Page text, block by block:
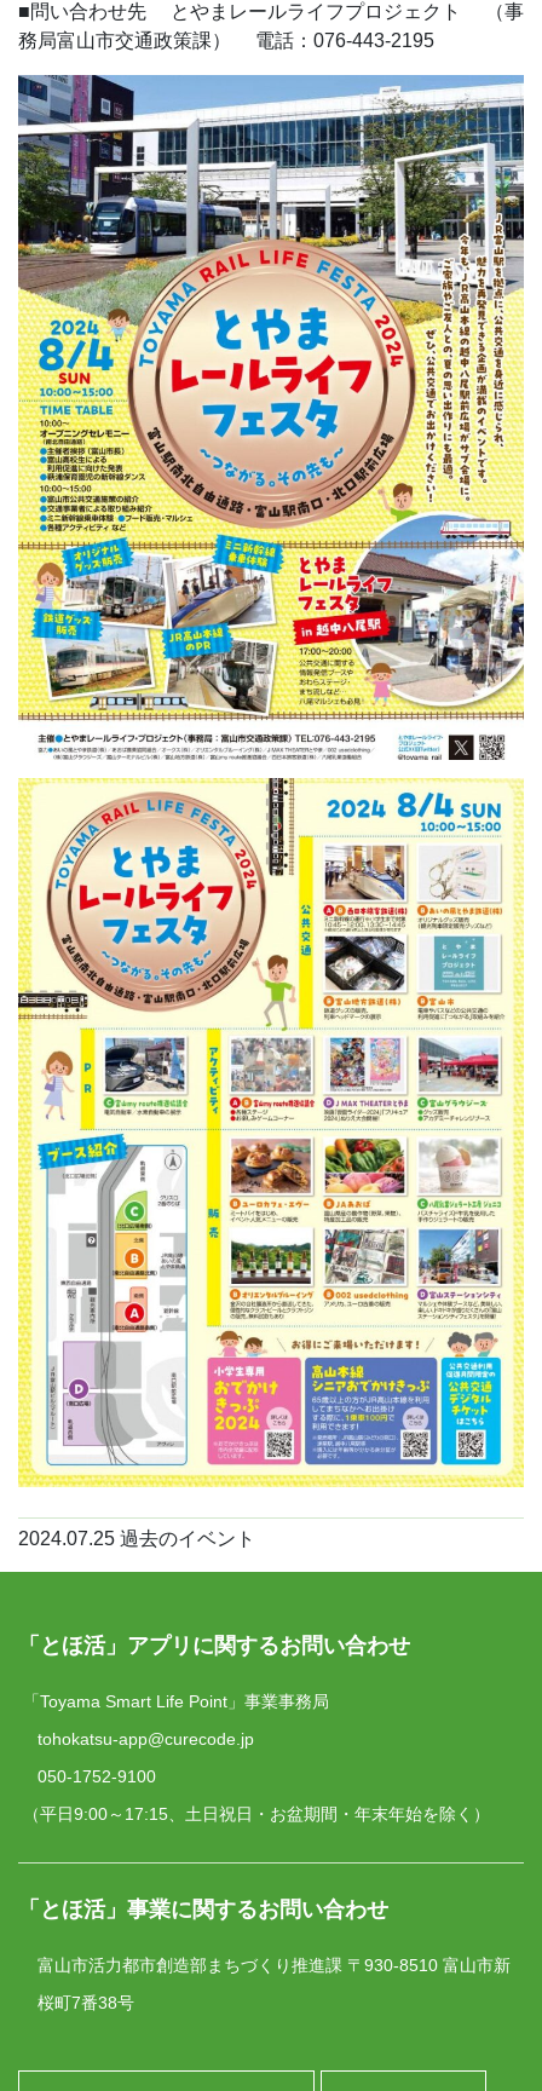
■問い合わせ先 とやまレールライフプロジェクト
（事
務局富山市交通政策課）
電話：076-443-2195
2024.07.25 過去のイベント
「とほ活」アプリに関するお問い合わせ
「Toyama Smart Life Point」事業事務局
tohokatsu-app@curecode.jp
050-1752-9100
（平日9:00～17:15、土日祝日・お盆期間・年末年始を除く）
「とほ活」事業に関するお問い合わせ
富山市活力都市創造部まちづくり推進課 〒930-8510 富山市新
桜町7番38号